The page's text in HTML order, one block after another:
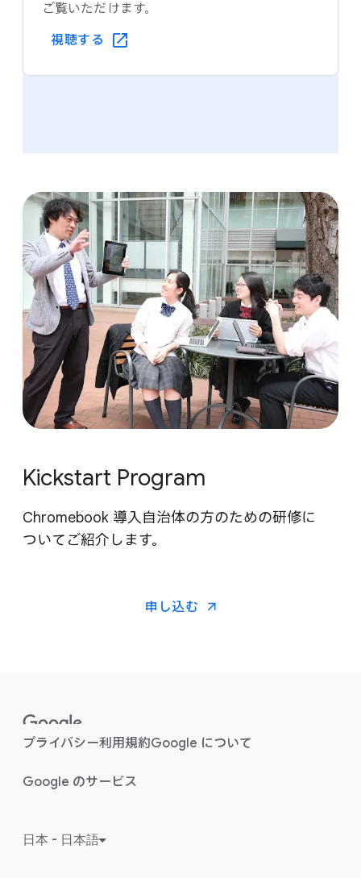
ご覧いただけます。
視聴する
Kickstart Program
Chromebook 導入自治体の​方の​ための​研修に​
ついて​ご紹介します。
申し込む
プライバシー利用規約Google に​​ついて
Google の​​サービス